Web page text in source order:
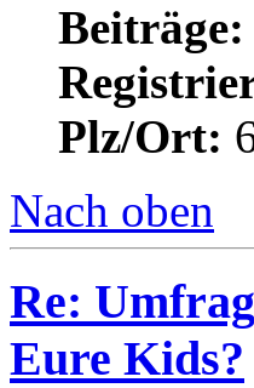
Beiträge:
Plz/Ort:
Nach oben
Re:
Eure Kids?